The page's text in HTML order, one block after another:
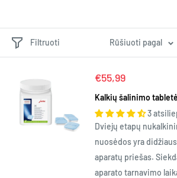
Filtruoti Rūšiuoti pagal
Kaina
€55,99
Kalkių šalinimo
3
Dviejų etapų
nuosėdos yra
aparatų priešas.
aparato tarnavimo